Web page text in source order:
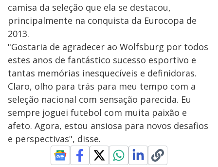
camisa da seleção que ela se destacou,
principalmente na conquista da Eurocopa de
2013.
"Gostaria de agradecer ao Wolfsburg por todos
estes anos de fantástico sucesso esportivo e
tantas memórias inesquecíveis e definidoras.
Claro, olho para trás para meu tempo com a
seleção nacional com sensação parecida. Eu
sempre joguei futebol com muita paixão e
afeto. Agora, estou ansiosa para novos desafios
e perspectivas", disse.